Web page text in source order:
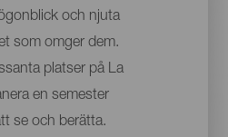
och njuta
som omger dem.
platser på La
en semester
se och berätta.